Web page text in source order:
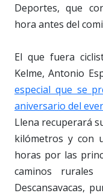
Deportes, que
hora antes del
El que fuera
Kelme, Antonio
especial que se
aniversario del
Llena recuperará
kilómetros y con
horas por las
caminos
Descansavacas,